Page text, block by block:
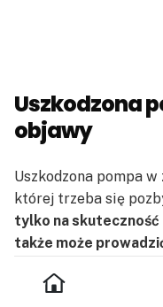
Uszkodzona
objawy
Uszkodzona pompa
której trzeba się
tylko na
także może
kilka najczęstszych